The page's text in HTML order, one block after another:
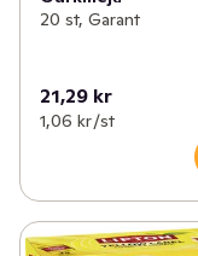
20 st, Garant
21,29 kr
1,06 kr /st